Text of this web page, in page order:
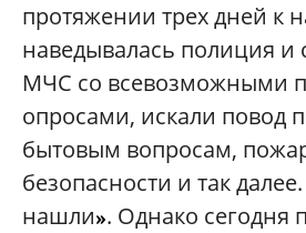
протяжении трех дней к
наведывалась полиция и
МЧС со всевозможными
опросами, искали повод
бытовым вопросам,
безопасности и так
нашли». Однако сегодня